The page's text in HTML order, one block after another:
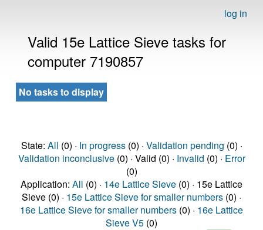
log in
Valid 15e Lattice Sieve tasks for
computer 7190857
No tasks to display
State: All (0) · In progress(0) · Validation pending (0) ·
Validation inconclusive(0) · Valid (0) · Invalid (0) · Error
(0)
Application: All (0) · 14e Lattice Sieve (0) · 15e Lattice
Sieve (0) · 15e Lattice Sieve for smaller numbers (0) ·
16e Lattice Sieve for smaller numbers (0) · 16e Lattice
Sieve V5 (0)